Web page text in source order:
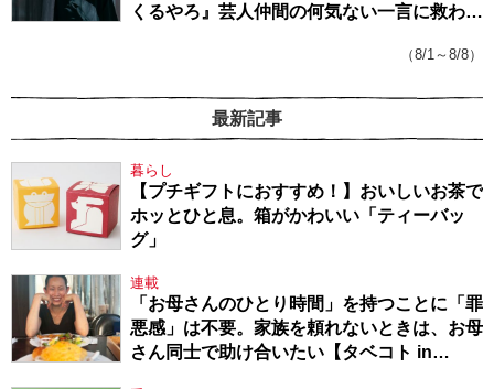
くるやろ』芸人仲間の何気ない一言に救われ
（8/1～8/8）
最新記事
暮らし
【プチギフトにおすすめ！】おいしいお茶で
ホッとひと息。箱がかわいい「ティーバッ
グ」
連載
「お母さんのひとり時間」を持つことに「罪
悪感」は不要。家族を頼れないときは、お母
さん同士で助け合いたい【タベコト in